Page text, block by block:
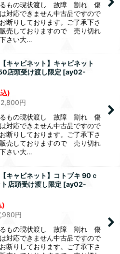
るもの現状渡し 故障 割れ 傷
対応できません中古品ですので
断りしております。ご了承下さ
売しておりますので 売り切れ
さい大…
キャビネット】キャビネット
頭受け渡し限定 [ay02-
)
円
るもの現状渡し 故障 割れ 傷
対応できません中古品ですので
断りしております。ご了承下さ
売しておりますので 売り切れ
さい大…
キャビネット】コトブキ 90ｃ
店頭受け渡し限定 [ay02-
)
円
るもの現状渡し 故障 割れ 傷
対応できません中古品ですので
断りしております。ご了承下さ